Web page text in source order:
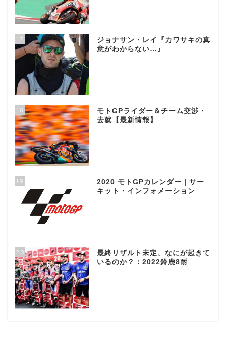
17
ジョナサン・レイ『カワサキの真
意がわからない…』
18
モトGPライダー＆チーム交渉・
去就【最新情報】
19
2020 モトGPカレンダー | サー
キット・インフォメーション
20
最終リザルト未定、なにが起きて
いるのか？：2022鈴鹿8耐